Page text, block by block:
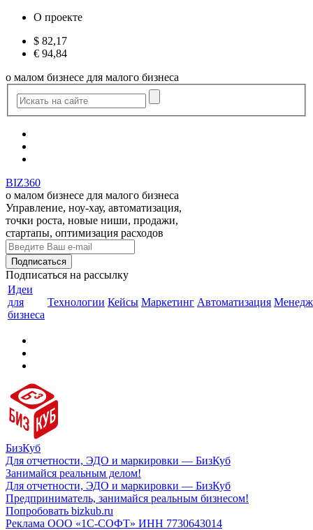
О проекте
$ 82,17
€ 94,84
о малом бизнесе для малого бизнеса
BIZ360
о малом бизнесе для малого бизнеса
Управление, ноу-хау, автоматизация,
точки роста, новые ниши, продажи,
стартапы, оптимизация расходов
Подписаться на рассылку
Идеи
для
бизнеса
Технологии Кейсы Маркетинг Автоматизация
БизКуб
Для отчетности, ЭДО и маркировки — БизКуб
Занимайся реальным делом!
Для отчетности, ЭДО и маркировки — БизКуб
Предприниматель, занимайся реальным бизнесом!
Попробовать bizkub.ru
Реклама ООО «1С-СОФТ» ИНН 7730643014